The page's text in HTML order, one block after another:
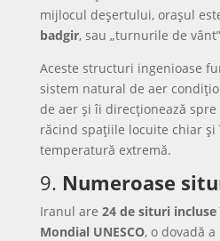
mijlocul deșertului, orașul
badgir, sau „turnurile de
Aceste structuri ingenioase
sistem natural de aer
de aer și îi direcționează
răcind spațiile locuite chiar
temperatură extremă.
9. Numeroase
Iranul are 24 de situri
Mondial UNESCO, o dovadă